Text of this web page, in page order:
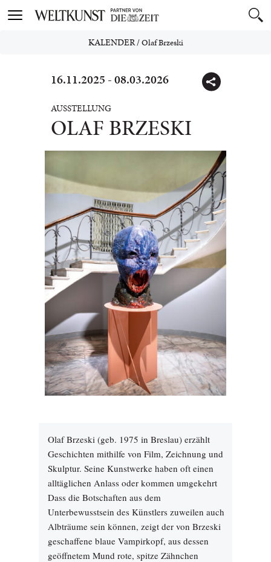
Toggle
KALENDER/Olaf Brzeski
16.11.2025 - 08.03.2026
AUSSTELLUNG
OLAF BRZESKI
Olaf Brzeski (geb. 1975 in Breslau) erzählt
Geschichten mithilfe von Film, Zeichnung und
Skulptur. Seine Kunstwerke haben oft einen
alltäglichen Anlass oder kommen umgekehrt
Dass die Botschaften aus dem
Unterbewusstsein des Künstlers zuweilen auch
Albträume sein können, zeigt der von Brzeski
geschaffene blaue Vampirkopf, aus dessen
geöffnetem Mund rote, spitze Zähnchen